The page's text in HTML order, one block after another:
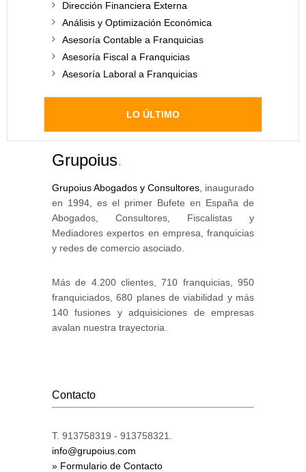
Dirección Financiera Externa
Análisis y Optimización Económica
Asesoría Contable a Franquicias
Asesoría Fiscal a Franquicias
Asesoría Laboral a Franquicias
LO ÚLTIMO
Grupoius.
Grupoius Abogados y Consultores , inaugurado
en 1994, es el primer Bufete en España de
Abogados, Consultores, Fiscalistas y
Mediadores expertos en empresa, franquicias
y redes de comercio asociado.
Más de 4.200 clientes, 710 franquicias, 950
franquiciados, 680 planes de viabilidad y más
140 fusiones y adquisiciones de empresas
avalan nuestra trayectoria.
Contacto
T. 913758319 - 913758321.
info@grupoius.com
» Formulario de Contacto